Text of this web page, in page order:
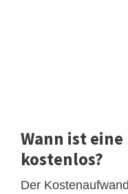
Wann ist
kostenlos?
Der